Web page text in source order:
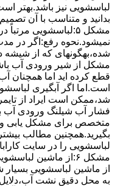
لباسشویی نیز باشد.بهتر
بدانید و متناسب با آن
مشکل ۵:لباسشویی
نمیشود.نحوه رﻓﻊ:اﮔﺮ در
ﺷﺪه،بهگونهای ﮐﻪ از
مشکل از شیر ورودی آب
قطع کرده اید اما همچنان
است.اما اگر آبگیری
شد،ممکن است ایراد از
فشار آب شیلنگ ورودی آب
متخصص برای مشکل یابی
بگیرید.همچنین مطالب
لباسشویی را در سایت
مشکل ۶:از ﻣﺎﺷﯿﻦ
از ماشین لباسشویی
به محل دقیق نشت آب،دلایل